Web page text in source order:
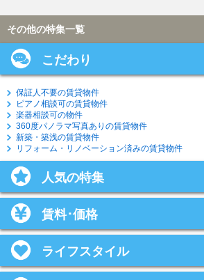
その他の特集一覧
こだわり
保証人不要の賃貸物件
ピアノ相談可の賃貸物件
楽器相談可の物件
360度パノラマ写真ありの賃貸物件
新築・築浅の賃貸物件
リフォーム・リノベーション済みの賃貸物件
人気の特集
賃料･価格
ライフスタイル